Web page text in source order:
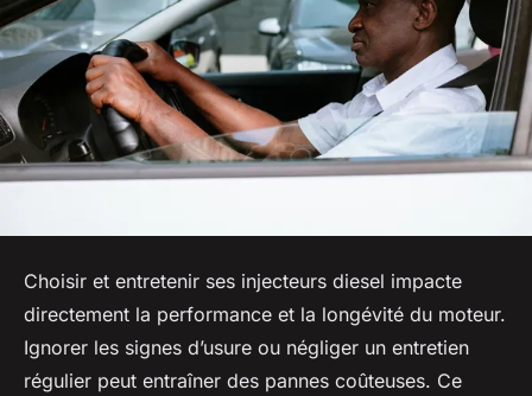
Choisir et entretenir ses injecteurs diesel impacte
directement la performance et la longévité du moteur.
Ignorer les signes d’usure ou négliger un entretien
régulier peut entraîner des pannes coûteuses. Ce